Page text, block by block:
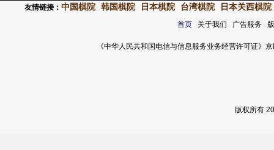
友情链接： 中国棋院 韩国棋院 日本棋院 台湾棋院 日本关西棋院
首页关于我们 广告服务
《中华人民共和国电信与信息服务业务经营许可证
版权所有